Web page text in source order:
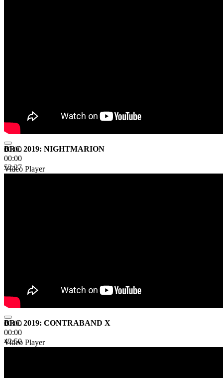
00:00
00:00
52:27
BRC 2019: NIGHTMARION
Video Player
00:00
00:00
42:50
BRC 2019: CONTRABAND X
Video Player